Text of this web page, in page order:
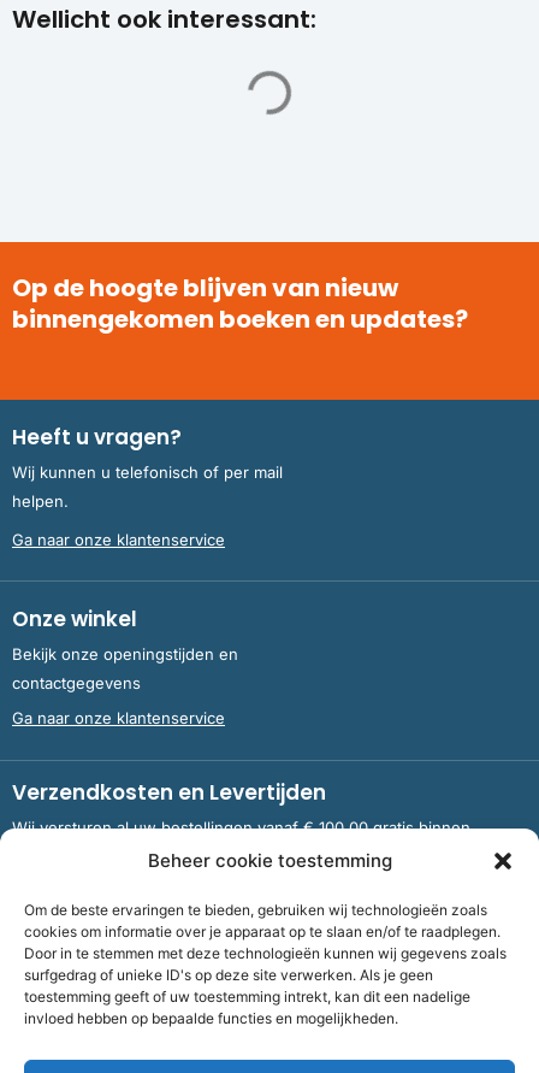
Beheer cookie toestemming
Om de beste ervaringen te bieden, gebruiken wij technologieën zoals
cookies om informatie over je apparaat op te slaan en/of te raadplegen.
Door in te stemmen met deze technologieën kunnen wij gegevens zoals
surfgedrag of unieke ID's op deze site verwerken. Als je geen
toestemming geeft of uw toestemming intrekt, kan dit een nadelige
invloed hebben op bepaalde functies en mogelijkheden.
Wellicht ook interessant:
Op de hoogte blijven van nieuw
binnengekomen boeken en updates?
Heeft u vragen?
Wij kunnen u telefonisch of per mail
helpen.
Ga naar onze klantenservice
Onze winkel
Bekijk onze openingstijden en
contactgegevens
Ga naar onze klantenservice
Verzendkosten en Levertijden
Wij versturen al uw bestellingen vanaf € 100,00 gratis binnen
Nederland en België.
Meer informatie over verzendkosten en levertijden
Bank NL09 RABO 0326 5083 92 ten name van Stichting OddFellows
Fiscaalnummer